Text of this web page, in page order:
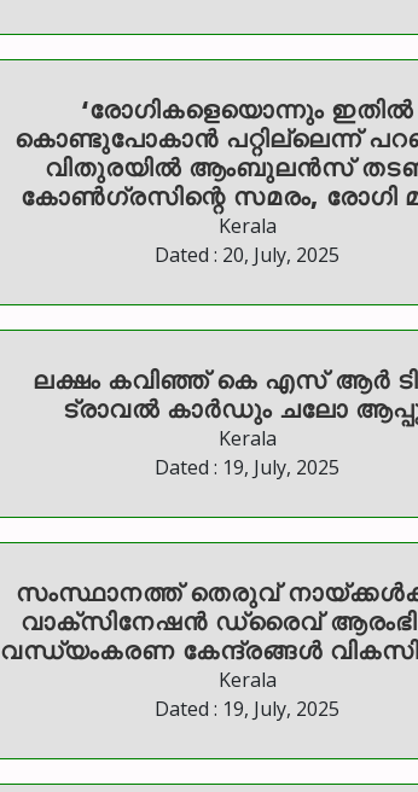
‘രോഗികളെയൊന്നും ഇതിൽ
കൊണ്ടുപോകാൻ പറ്റില്ലെന്ന്
വിതുരയിൽ ആംബുലൻസ്
കോൺഗ്രസിന്റെ സമരം, രോഗി
Kerala
Dated : 20, July, 2025
ലക്ഷം കവിഞ്ഞ് കെ എസ് ആർ
ട്രാവൽ കാർഡും ചലോ
Kerala
Dated : 19, July, 2025
സംസ്ഥാനത്ത് തെരുവ്
വാക്സിനേഷൻ ഡ്രൈവ്
വന്ധ്യംകരണ കേന്ദ്രങ്ങൾ
Kerala
Dated : 19, July, 2025